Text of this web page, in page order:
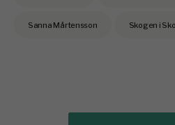
Sanna Mårtensson Skogen i